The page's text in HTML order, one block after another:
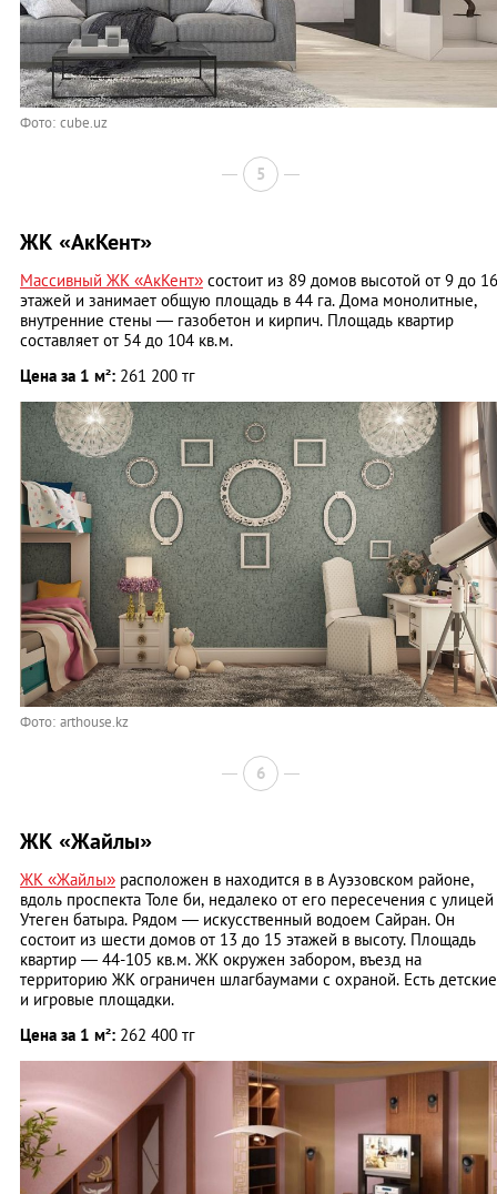
Фото: cube.uz
5
ЖК «АкКент»
Массивный ЖК «АкКент» состоит из 89 домов высотой от 9 до 16
этажей и занимает общую площадь в 44 га. Дома монолитные,
внутренние стены — газобетон и кирпич. Площадь квартир
составляет от 54 до 104 кв.м.
Цена за 1 м²: 261 200 тг
Фото: arthouse.kz
6
ЖК «Жайлы»
ЖК «Жайлы» расположен в находится в в Ауэзовском районе,
вдоль проспекта Толе би, недалеко от его пересечения с улицей
Утеген батыра. Рядом — искусственный водоем Сайран. Он
состоит из шести домов от 13 до 15 этажей в высоту. Площадь
квартир — 44-105 кв.м. ЖК окружен забором, въезд на
территорию ЖК ограничен шлагбаумами с охраной. Есть детские
и игровые площадки.
Цена за 1 м²: 262 400 тг